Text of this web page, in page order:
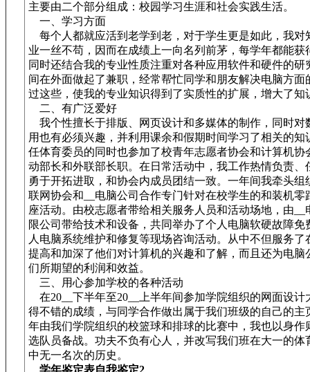
主要由二个部分组成：校园学习生涯和社会实践生活。
一、学习方面
每个人都就应活到老学到老，对于学生更是如此，我对
业一丝不苟，因而在成绩上一向名列前茅，每学年都能获
同时还结合我的专业性质注重对各种应用软件和硬件的研
间在外面做起了兼职，经常帮忙同学和朋友解决电脑方面
过这些，使我的专业知识得到了实质性的扩展，增大了知
二、有广泛爱好
我个性擅长于排版、网页设计和多媒体的制作，同时对
用也有必须兴趣，并利用课余和假期时间学习了相关的知
任体育委员的同时也参加了校青年志愿者协会和计算机协
动部长和外联部长职。在日常活动中，我工作热情负责、
勇于开拓进取，和协会内成员团结一致。一年间我牵头组
联网协会和__电脑公司合作专门针对在校学生的和装机零
座活动。由校志愿者带给相关服务人员和活动场地，由__
限公司带给技术和设备，共同举办了个人电脑软硬故障免
人电脑系统维护和修复等现场咨询活动。从中不但服务了
提高和加深了他们对计算机的兴趣和了解，而且还为电脑
们所期望的利润和效益。
三、用心参加学校的各种活动
在20__下半年至20__上半年间参加学院组织的网面设计
得不错的成绩，与同学合作做出属于我们班级的自己的主
年由我们学院组织的校篮球和排球的比赛中，我也以身作
选队员备战。功夫不负有心人，并改写我们班在大一的体
中无一名次的历史。
学年鉴定表自我鉴定2